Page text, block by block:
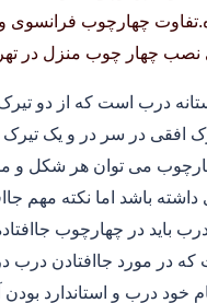
چهارچوب فرانسوی
چهار چوب منزل در
درب است که از دو
افقی در سر در و یک تیرک
می توان هر شکل و
داشته باشد اما نکته مهم
باید در چهارچوب
در مورد جاافتادن درب در
درب و استاندارد بودن